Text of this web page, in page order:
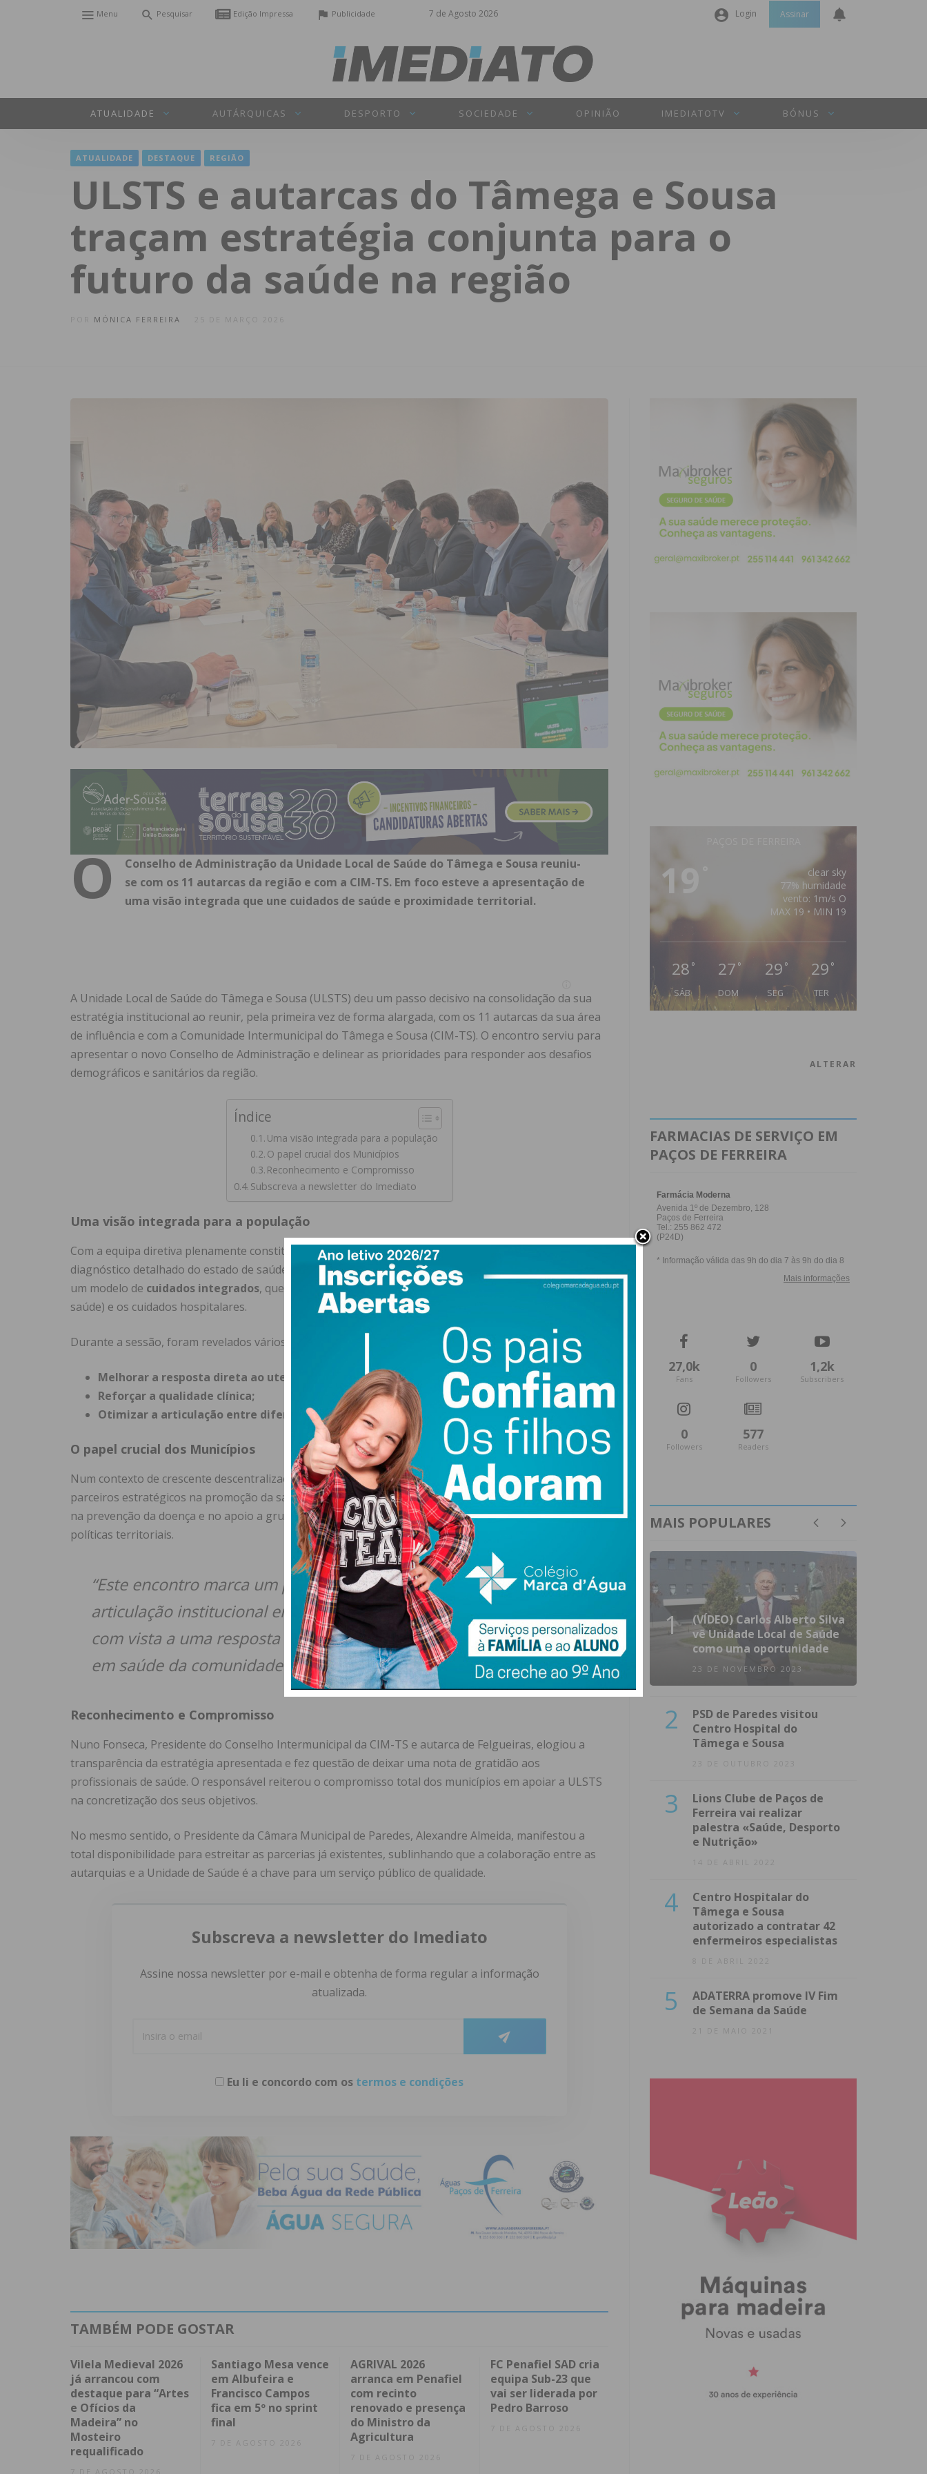
7 de Agosto 2026
Menu Pesquisar Edição Impressa Publicidade Login
Senha
INICIAR SESSÃO
Perdeu a sua senha?
Assinar
ATUALIDADE AUTÁRQUICAS DESPORTO SOCIEDADE OPINIÃO IMEDIATOTV BÓNUS
ATUALIDADE DESTAQUE REGIÃO
ULSTS e autarcas do Tâmega e Sousa
traçam estratégia conjunta para o
futuro da saúde na região
MÓNICA FERREIRA 25 DE MARÇO 2026
O
Conselho de Administração da Unidade Local de Saúde do Tâmega e Sousa reuniu-
se com os 11 autarcas da região e com a CIM-TS. Em foco esteve a apresentação de
uma visão integrada que une cuidados de saúde e proximidade territorial.
A Unidade Local de Saúde do Tâmega e Sousa (ULSTS) deu um passo decisivo na consolidação da sua
estratégia institucional ao reunir, pela primeira vez de forma alargada, com os 11 autarcas da sua área
de influência e com a Comunidade Intermunicipal do Tâmega e Sousa (CIM-TS). O encontro serviu para
apresentar o novo Conselho de Administração e delinear as prioridades para responder aos desafios
demográficos e sanitários da região.
Índice
Uma visão integrada para a população
O papel crucial dos Municípios
Reconhecimento e Compromisso
Subscreva a newsletter do Imediato
Uma visão integrada para a população
Com a equipa diretiva plenamente constituída, a ULSTS aproveitou o encontro para apresentar um
diagnóstico detalhado do estado de saúde da população local. O objetivo central é a implementação de
um modelo de cuidados integrados, que quebre as barreiras entre os cuidados primários (centros de
saúde) e os cuidados hospitalares.
Durante a sessão, foram revelados vários projetos em fase de desenvolvimento que visam:
Melhorar a resposta direta ao utente;
Reforçar a qualidade clínica;
Otimizar a articulação entre diferentes níveis de cuidados.
O papel crucial dos Municípios
Num contexto de crescente descentralização de competências, os municípios assumem-se agora como
parceiros estratégicos na promoção da saúde. Esta nova dinâmica permite uma intervenção mais eficaz
na prevenção da doença e no apoio a grupos vulneráveis, cruzando a saúde com a ação social e as
políticas territoriais.
“Este encontro marca um passo importante no reforço da
articulação institucional entre a ULSTS e os municípios da região,
com vista a uma resposta mais eficaz e integrada às necessidades
em saúde da comunidade”, referiu a ULSTS.
Reconhecimento e Compromisso
Nuno Fonseca, Presidente do Conselho Intermunicipal da CIM-TS e autarca de Felgueiras, elogiou a
transparência da estratégia apresentada e fez questão de deixar uma nota de gratidão aos
profissionais de saúde. O responsável reiterou o compromisso total dos municípios em apoiar a ULSTS
na concretização dos seus objetivos.
No mesmo sentido, o Presidente da Câmara Municipal de Paredes, Alexandre Almeida, manifestou a
total disponibilidade para estreitar as parcerias já existentes, sublinhando que a colaboração entre as
autarquias e a Unidade de Saúde é a chave para um serviço público de qualidade.
Subscreva a newsletter do Imediato
Assine nossa newsletter por e-mail e obtenha de forma regular a informação
atualizada.
Eu li e concordo com os termos e condições
TAMBÉM PODE GOSTAR
Vilela Medieval 2026
já arrancou com
destaque para “Artes
e Ofícios da
Madeira” no
Mosteiro
requalificado
7 DE AGOSTO 2026
Santiago Mesa vence
em Albufeira e
Francisco Campos
fica em 5º no sprint
final
7 DE AGOSTO 2026
AGRIVAL 2026
arranca em Penafiel
com recinto
renovado e presença
do Ministro da
Agricultura
7 DE AGOSTO 2026
FC Penafiel SAD cria
equipa Sub-23 que
vai ser liderada por
Pedro Barroso
7 DE AGOSTO 2026
19
clear sky
77% humidade
vento: 1m/s O
MAX 19 • MIN 19
28 °
SÁB
27 °
DOM
29 °
SEG
29 °
TER
ALTERAR
FARMACIAS DE SERVIÇO EM
PAÇOS DE FERREIRA
27,0k
Fans
0
Followers
1,2k
Subscribers
0
Followers
577
Readers
MAIS POPULARES
1
(VÍDEO) Carlos Alberto Silva
vê Unidade Local de Saúde
como uma oportunidade
23 DE NOVEMBRO 2023
2
PSD de Paredes visitou
Centro Hospital do
Tâmega e Sousa
23 DE OUTUBRO 2023
3
Lions Clube de Paços de
Ferreira vai realizar
palestra «Saúde, Desporto
e Nutrição»
14 DE ABRIL 2022
4
Centro Hospitalar do
Tâmega e Sousa
autorizado a contratar 42
enfermeiros especialistas
8 DE ABRIL 2022
5
ADATERRA promove IV Fim
de Semana da Saúde
21 DE MAIO 2021